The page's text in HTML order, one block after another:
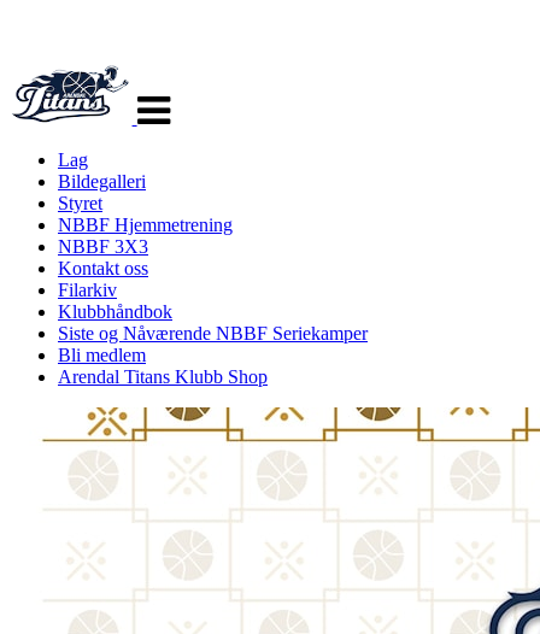
navigasjon
Lag
Bildegalleri
Styret
NBBF Hjemmetrening
NBBF 3X3
Kontakt oss
Filarkiv
Klubbhåndbok
Siste og Nåværende NBBF Seriekamper
Bli medlem
Arendal Titans Klubb Shop